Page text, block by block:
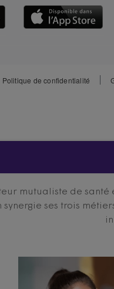
Politique de confidentialité
mutualiste de santé
synergie ses trois